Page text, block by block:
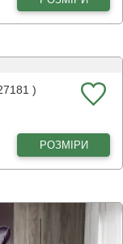
)
РОЗМІРИ